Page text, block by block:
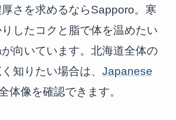
さを求めるならSapporo。寒
したコクと脂で体を温めたい
向いています。北海道全体の
知りたい場合は、 Japanese
体像を確認できます。